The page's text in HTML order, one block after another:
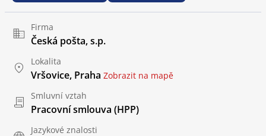
Firma
Česká pošta, s.p.
Lokalita
Vršovice, Praha Zobrazit na mapě
Smluvní vztah
Pracovní smlouva (HPP)
Jazykové znalosti